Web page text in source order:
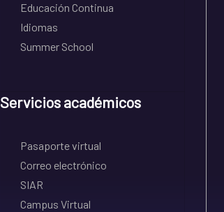
Educación Continua
Idiomas
Summer School
Servicios académicos
Pasaporte virtual
Correo electrónico
SIAR
Campus Virtual